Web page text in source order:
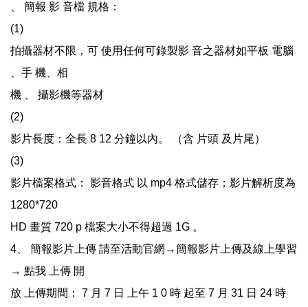
、 簡報 影 音檔 規格：
(1)
拍攝器材不限，可 使用任何可錄製影 音之器材如平板 電腦
、手 機、相
機 、 攝影機等器材
(2)
影片長度：全長 8 12 分鐘以內。 （含 片頭 及片尾）
(3)
影片檔案格式： 影音格式 以 mp4 格式儲存；影片解析度為
1280*720
HD 畫質 720 p 檔案大小不得超過 1G 。
4、 簡報影片上傳 請至活動官網→簡報影片上傳及線上學習
→ 點我 上傳 開
放 上傳期間： 7 月 7 日 上午 1 0 時 起至 7 月 31 日 24 時